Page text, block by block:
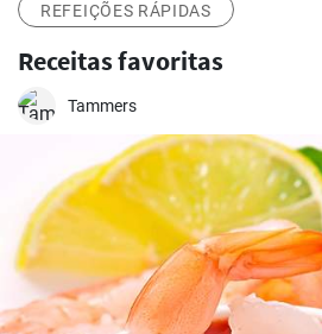
REFEIÇÕES RÁPIDAS
Receitas favoritas
Tammers